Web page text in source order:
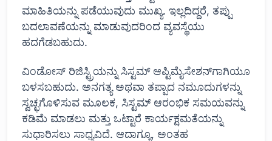
ಮಾಹಿತಿಯನ್ನು ಪಡೆಯುವುದು ಮುಖ್ಯ. ಇಲ್ಲದಿದ್ದರೆ, ತಪ್ಪು
ಬದಲಾವಣೆಯನ್ನು ಮಾಡುವುದರಿಂದ ವ್ಯವಸ್ಥೆಯು
ಹದಗೆಡಬಹುದು.
ವಿಂಡೋಸ್ ರಿಜಿಸ್ಟ್ರಿಯನ್ನು ಸಿಸ್ಟಮ್ ಆಪ್ಟಿಮೈಸೇಶನ್‌ಗಾಗಿಯೂ
ಬಳಸಬಹುದು. ಅನಗತ್ಯ ಅಥವಾ ತಪ್ಪಾದ ನಮೂದುಗಳನ್ನು
ಸ್ವಚ್ಛಗೊಳಿಸುವ ಮೂಲಕ, ಸಿಸ್ಟಮ್ ಆರಂಭಿಕ ಸಮಯವನ್ನು
ಕಡಿಮೆ ಮಾಡಲು ಮತ್ತು ಒಟ್ಟಾರೆ ಕಾರ್ಯಕ್ಷಮತೆಯನ್ನು
ಸುಧಾರಿಸಲು ಸಾಧ್ಯವಿದೆ. ಆದಾಗ್ಯೂ, ಅಂತಹ